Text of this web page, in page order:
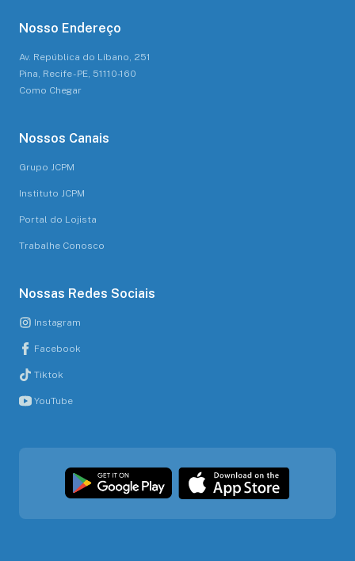
Nosso Endereço
Av. República do Líbano, 251
Pina, Recife - PE, 51110-160
Como Chegar
Nossos Canais
Grupo JCPM
Instituto JCPM
Portal do Lojista
Trabalhe Conosco
Nossas Redes Sociais
Instagram
Facebook
Tiktok
YouTube